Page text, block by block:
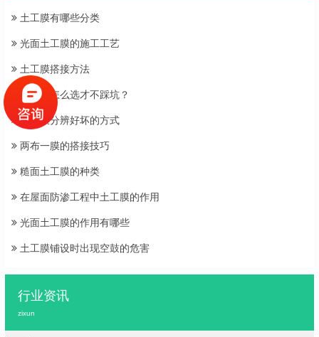
土工膜有哪些分类
光面土工膜的施工工艺
土工膜搭接方法
土工膜怎么选才不踩坑？
土工膜分辨好坏的方式
两布一膜的搭接技巧
糙面土工膜的种类
在屋面防渗工程中土工膜的作用
光面土工膜的作用有哪些
土工膜铺设时出现空鼓的危害
行业资讯
zixun